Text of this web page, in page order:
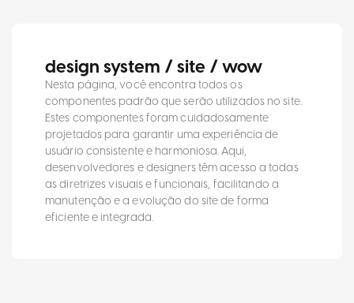
design system / site / wow
Nesta página, você encontra todos os
componentes padrão que serão utilizados no site.
Estes componentes foram cuidadosamente
projetados para garantir uma experiência de
usuário consistente e harmoniosa. Aqui,
desenvolvedores e designers têm acesso a todas
as diretrizes visuais e funcionais, facilitando a
manutenção e a evolução do site de forma
eficiente e integrada.